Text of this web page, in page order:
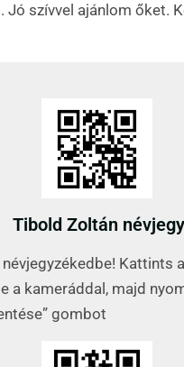
Jó szívvel ajánlom őket.
Tibold Zoltán
Kattints
a kameráddal, majd
gombot